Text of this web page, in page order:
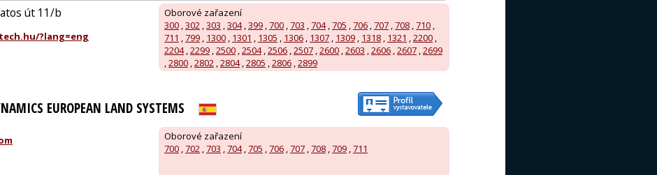
Oborové zařazení
300 ,302 ,303 ,304,399 ,700 ,703 ,704,705 ,706 ,707 ,708 ,710 ,
711 ,799 , 1300 , 1301 , 1305 , 1306 , 1307 , 1309 , 1318 , 1321 ,2200 ,
2204,2299 ,2500 ,2504,2506 ,2507 ,2600 ,2603 ,2606 ,2607 ,2699
,2800 ,2802 ,2804,2805 ,2806 ,2899
út 11/b
?lang=eng
EUROPEAN LAND SYSTEMS
Oborové zařazení
700 ,702 ,703 ,704,705 ,706 ,707 ,708 ,709 ,711